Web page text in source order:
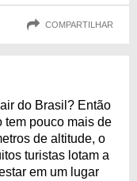
COMPARTILHAR
do Brasil? Então
tem pouco mais de
de altitude, o
turistas lotam a
em um lugar